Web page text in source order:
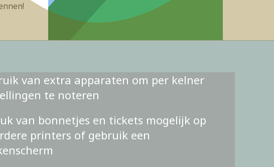
van extra apparaten om per kelner
te noteren
van bonnetjes en tickets mogelijk op
printers of gebruik een